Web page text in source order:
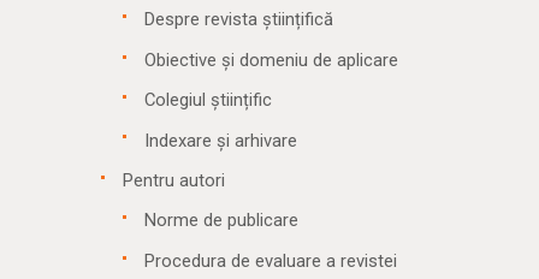
Despre revista științifică
Obiective și domeniu de aplicare
Colegiul științific
Indexare și arhivare
Pentru autori
Norme de publicare
Procedura de evaluare a revistei